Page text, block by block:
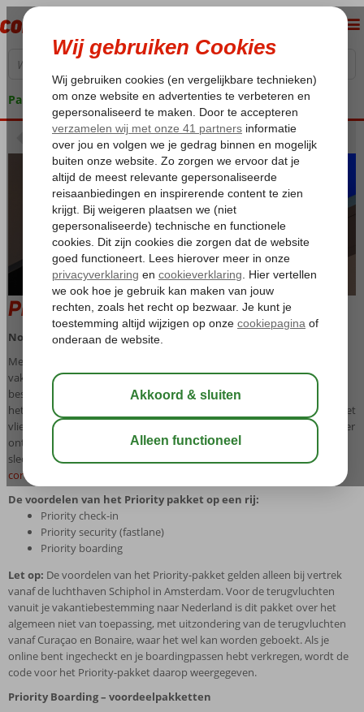
Pakketgarantie
Terug naar Extra's
Priority Pakket
Nog meer comfort en gemak met het Priority pakket
Met het speciaal door ons samengestelde Priority pakket begint je
vakantie met vertrek vanaf Amsterdam al goed nog vóór je op je
bestemming bent aangekomen. Zo heb je onder andere voorrang bij
het inchecken, de veiligheidscontroles en bij het aan boord gaan van het
vliegtuig. Dankzij alle voordelen die het Priority pakket biedt, ga je lekker
ontspannen op reis. Je kunt dit speciaal geselecteerde pakket voor
slechts € 9,95 p.p. tot 5 uur voor vertrek bijboeken via
corendonairlines.com
De voordelen van het Priority pakket op een rij:
Priority check-in
Priority security (fastlane)
Priority boarding
Let op: De voordelen van het Priority-pakket gelden alleen bij vertrek
vanaf de luchthaven Schiphol in Amsterdam. Voor de terugvluchten
vanuit je vakantiebestemming naar Nederland is dit pakket over het
algemeen niet van toepassing, met uitzondering van de terugvluchten
vanaf Curaçao en Bonaire, waar het wel kan worden geboekt. Als je
online bent ingecheckt en je boardingpassen hebt verkregen, wordt de
code voor het Priority-pakket daarop weergegeven.
Priority Boarding – voordeelpakketten